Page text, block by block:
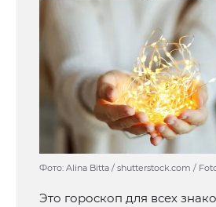
Фото: Alina Bitta / shutterstock.com /
Это гороскоп для всех